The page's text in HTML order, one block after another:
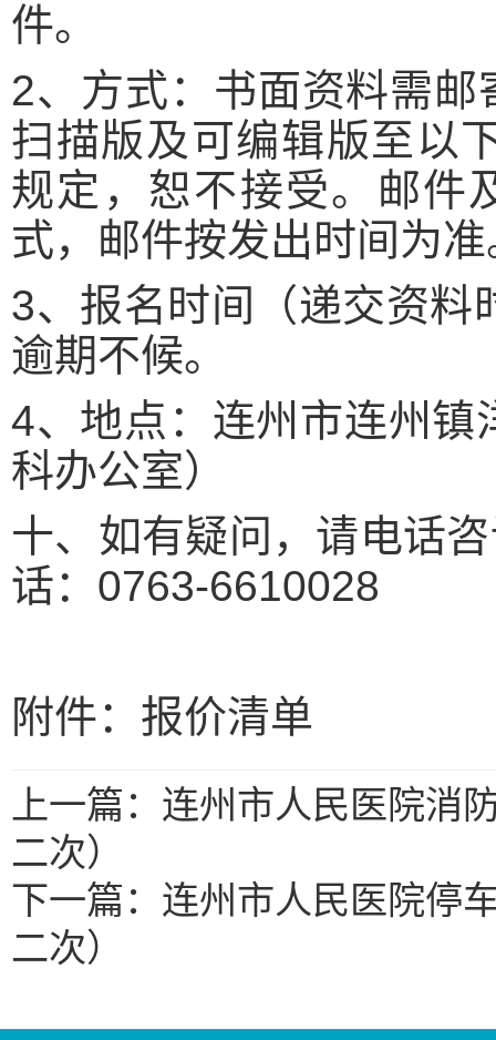
件。
2、方式：书面资料需
扫描版及可编辑版至以
规定，恕不接受。邮件
式，邮件按发出时间为准
3、报名时间（递交资料
逾期不候。
4、地点：连州市连州
科办公室）
十、如有疑问，请电话
话：0763-6610028
附件：报价清单
上一篇：连州市人民医院消
二次）
下一篇：连州市人民医院停
二次）